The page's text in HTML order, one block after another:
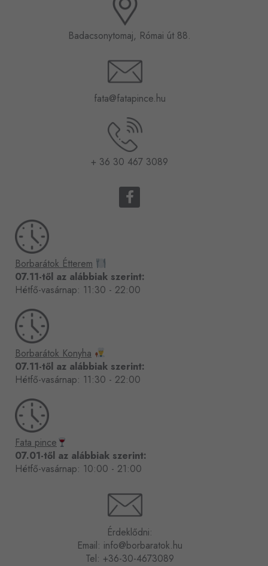
Badacsonytomaj, Római út 88.
fata@fatapince.hu
+ 36 30 467 3089
F
a
o
k
-
Borbarátok Étterem
07.11-től az alábbiak szerint:
Hétfő-vasárnap: 11:30 - 22:00
Borbarátok Konyha
07.11-től az alábbiak szerint:
Hétfő-vasárnap: 11:30 - 22:00
Fata pince
07.01-től az alábbiak szerint:
Hétfő-vasárnap: 10:00 - 21:00
Érdeklődni:
Email: info@borbaratok.hu
Tel: +36-30-4673089